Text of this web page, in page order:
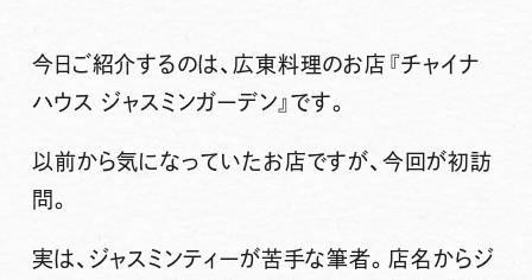
今日ご紹介するのは、広東料理のお店 『チャイナ
ハウス ジャスミンガーデン』です。
以前から気になっていたお店ですが、今回が初訪
問。
実は、ジャスミンティーが苦手な筆者。店名からジ